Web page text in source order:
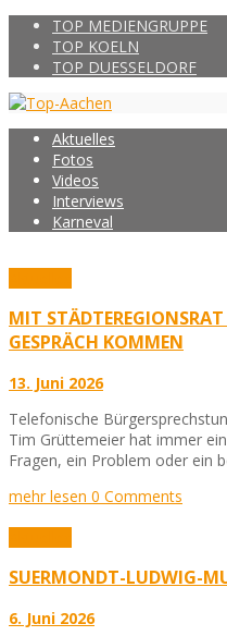
TOP MEDIENGRUPPE
TOP KOELN
TOP DUESSELDORF
Aktuelles
Fotos
Videos
Interviews
Karneval
MIT
GESPRÄCH KOMMEN
13. Juni 2026
Telefonische
Tim Grüttemeier hat immer
Fragen, ein Problem oder ein
mehr lesen 0 Comments
SUERMONDT-LUDWIG-
6. Juni 2026